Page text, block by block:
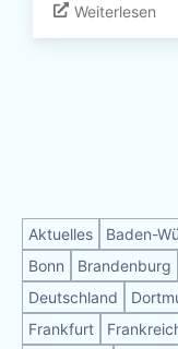
Weiterlesen
Aktuelles Baden-
Bonn
Brandenburg
Deutschland
Frankfurt